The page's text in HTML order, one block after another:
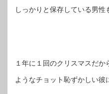
しっかりと保存している男性
１年に１回のクリスマスだ
ようなチョット恥ずかしい彼